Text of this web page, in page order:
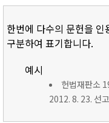
한번에 다수의 문헌을
구분하여 표기합니다.
예시
헌법재판소
2012. 8. 23. 선